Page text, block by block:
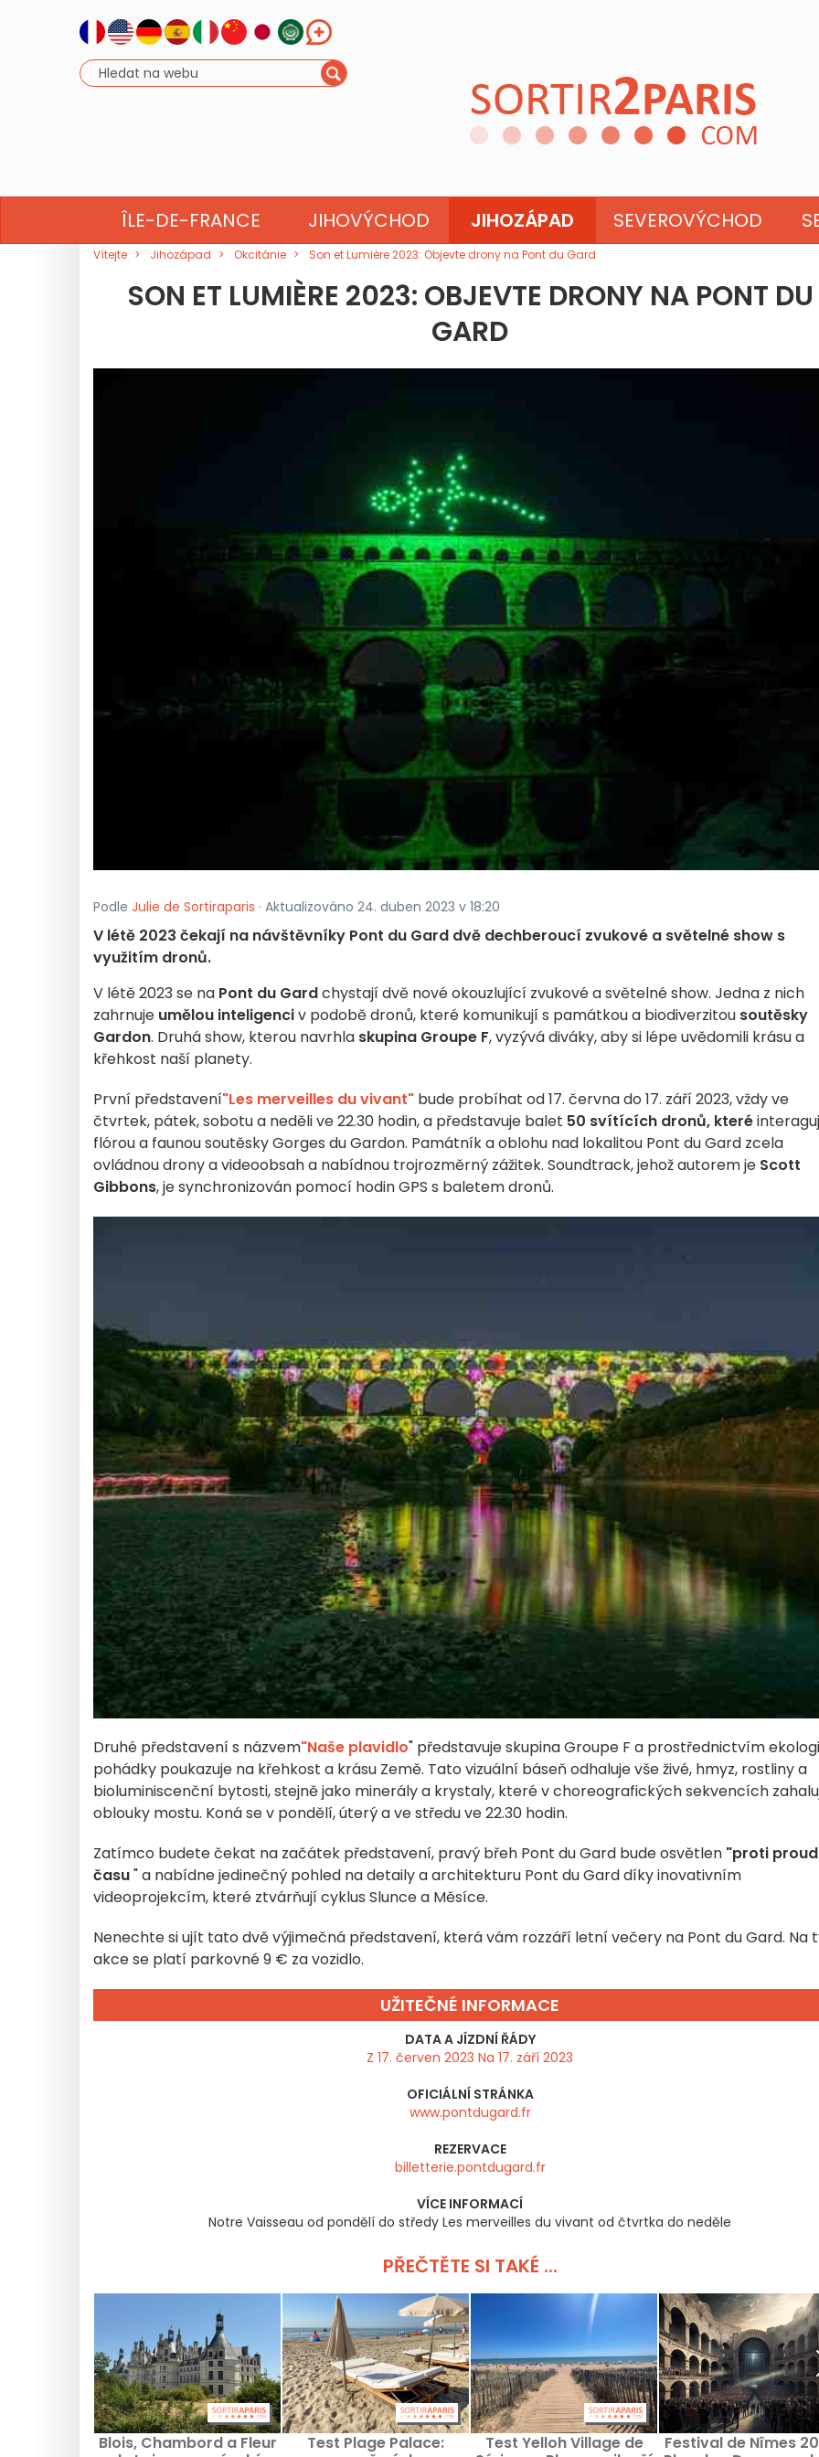
ÎLE-DE-FRANCE JIHOVÝCHOD JIHOZÁPAD SEVEROVÝCHOD
NOVÁ AKVITÁNIE
Vítejte Jihozápad Okcitánie Son et Lumière 2023: Objevte drony na Pont du Gard
SON ET LUMIÈRE 2023: OBJEVTE DRONY NA PONT DU
GARD
Podle Julie de Sortiraparis · Aktualizováno 24. duben 2023 v 18:20
V létě 2023 čekají na návštěvníky Pont du Gard dvě dechberoucí zvukové a světelné show s
využitím dronů.
V létě 2023 se na Pont du Gardchystají dvě nové okouzlující zvukové a světelné show. Jedna z nich
zahrnuje umělou inteligenciv podobě dronů, které komunikují s památkou a biodiverzitou soutěsky
Gardon. Druhá show, kterou navrhla skupina Groupe F, vyzývá diváky, aby si lépe uvědomili krásu a
křehkost naší planety.
První představení"Les merveilles du vivant" bude probíhat od 17. června do 17. září 2023, vždy ve
čtvrtek, pátek, sobotu a neděli ve 22.30 hodin, a představuje balet 50 svítících dronů, které
flórou a faunou soutěsky Gorges du Gardon. Památník a oblohu nad lokalitou Pont du Gard zcela
ovládnou drony a videoobsah a nabídnou trojrozměrný zážitek. Soundtrack, jehož autorem je Scott
Gibbons, je synchronizován pomocí hodin GPS s baletem dronů.
Druhé představení s názvem"Naše plavidlo" představuje skupina Groupe F a prostřednictvím
pohádky poukazuje na křehkost a krásu Země. Tato vizuální báseň odhaluje vše živé, hmyz, rostliny a
bioluminiscenční bytosti, stejně jako minerály a krystaly, které v choreografických sekvencích
oblouky mostu. Koná se v pondělí, úterý a ve středu ve 22.30 hodin.
Zatímco budete čekat na začátek představení, pravý břeh Pont du Gard bude osvětlen "proti
času" a nabídne jedinečný pohled na detaily a architekturu Pont du Gard díky inovativním
videoprojekcím, které ztvárňují cyklus Slunce a Měsíce.
Nenechte si ujít tato dvě výjimečná představení, která vám rozzáří letní večery na Pont du Gard. Na
akce se platí parkovné 9 € za vozidlo.
UŽITEČNÉ INFORMACE
DATA A JÍZDNÍ ŘÁDY
Z 17. červen 2023 Na 17. září 2023
OFICIÁLNÍ STRÁNKA
www.pontdugard.fr
REZERVACE
billetterie.pontdugard.fr
VÍCE INFORMACÍ
Notre Vaisseau od pondělí do středy Les merveilles du vivant od čtvrtka do neděle
PŘEČTĚTE SI TAKÉ ...
Blois, Chambord a Fleur
Test Plage Palace:
Test Yelloh Village de
Festival de Nîmes